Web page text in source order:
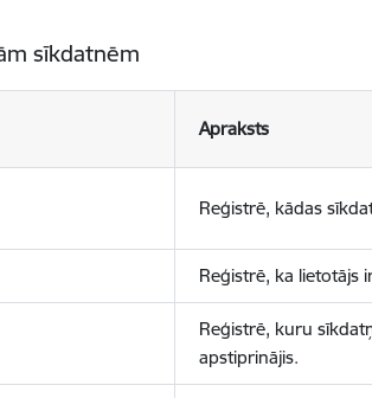
sīkdatnēm
Apraksts
Reģistrē, kādas
Reģistrē, ka lietotājs
Reģistrē, kuru
apstiprinājis.